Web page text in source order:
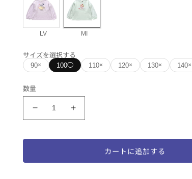
サイズを選択する
90× 100◯ 110× 120× 130× 140×
LV MI
カラー
MI
数量
ー
T
モ
ー
T
カートに追加する